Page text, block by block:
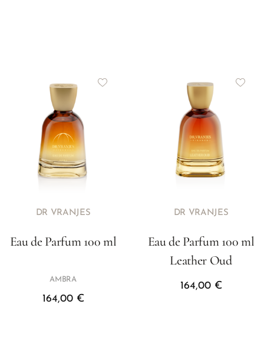
DR VRANJES
Eau de Parfum 100 ml
AMBRA
164,00 €
DR VRANJES
Eau de Parfum 100 ml
Leather Oud
164,00 €